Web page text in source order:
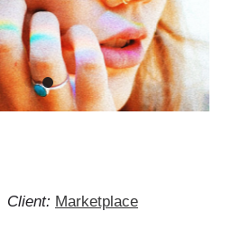
Client: Marketplace